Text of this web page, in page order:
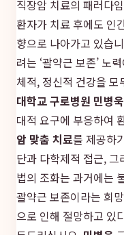
직장암 치료의 패러다
환자가 치료 후에도 인
향으로 나아가고 있습
려는 ‘괄약근 보존’ 노
체적, 정신적 건강을
대학교 구로병원 민병
대적 요구에 부응하여
암 맞춤 치료를 제공하
단과 다학제적 접근,
법의 조화는 과거에는
괄약근 보존이라는 희
으로 인해 절망하고 있